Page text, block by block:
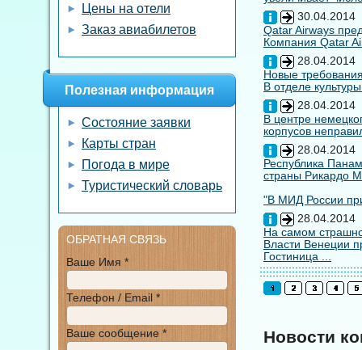
30.04.2014
Qatar Airways
Компания Qatar
28.04.2014
Новые
В отделе
28.04.2014
В центре
корпусов
28.04.2014
Республика
страны Рикардо
"В МИД России
28.04.2014
На самом
Власти Венеции
Гостиница ...
Новости
Цены на отели
Заказ авиабилетов
Полезная информация
Состояние заявки
Карты стран
Погода в мире
Туристический словарь
ОБРАТНАЯ СВЯЗЬ
Ваше Имя *
Телефон / Email *
Ваше сообщение *